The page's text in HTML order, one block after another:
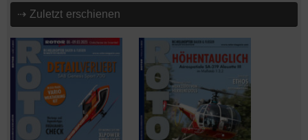
⇢ Zuletzt erschienen